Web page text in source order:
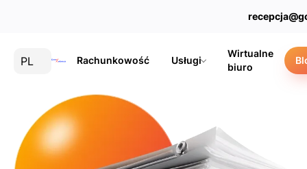
PL Rachunkowość Usługi
Wirtualne
biuro